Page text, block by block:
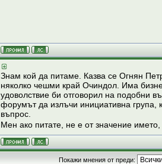
Знам кой да питаме. Казва се Огнян
няколко чешми край Очиндол. Има
удоволствие би отговорил на подобни
форумът да излъчи инициативна група,
въпрос.
Мен ако питате, не е от значение
Покажи мнения от преди: